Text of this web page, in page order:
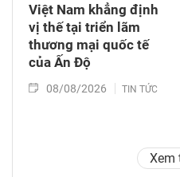
Việt Nam khẳng định
vị thế tại triển lãm
thương mại quốc tế
của Ấn Độ
08/08/2026 TIN TỨC
Xem